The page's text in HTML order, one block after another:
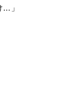
…」